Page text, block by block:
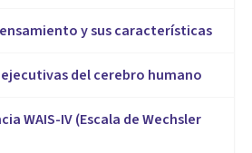
y sus características
ejecutivas del cerebro humano
WAIS-IV (Escala de Wechsler